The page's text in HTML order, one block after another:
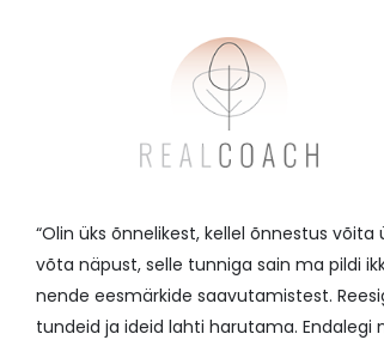
“Olin üks õnnelikest, kellel õnnestus
võta näpust, selle tunniga sain ma pildi
nende eesmärkide saavutamistest.
tundeid ja ideid lahti harutama. Endalegi